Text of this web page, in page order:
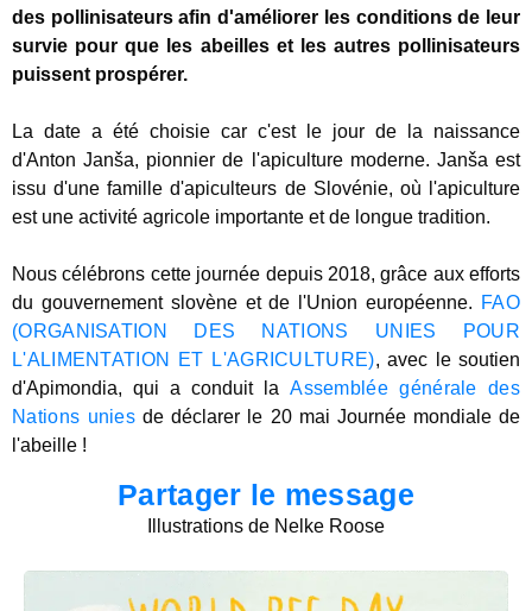
des pollinisateurs afin d'améliorer les conditions de leur
survie pour que les abeilles et les autres pollinisateurs
puissent prospérer.
La date a été choisie car c'est le jour de la naissance
d'Anton Janša, pionnier de l'apiculture moderne. Janša est
issu d'une famille d'apiculteurs de Slovénie, où l'apiculture
est une activité agricole importante et de longue tradition.
Nous célébrons cette journée depuis 2018, grâce aux efforts
du gouvernement slovène et de l'Union européenne. FAO
(ORGANISATION DES NATIONS UNIES POUR
L'ALIMENTATION ET L'AGRICULTURE), avec le soutien
d'Apimondia, qui a conduit laAssemblée générale des
Nations unies de déclarer le 20 mai Journée mondiale de
l'abeille !
Partager le message
Illustrations de Nelke Roose